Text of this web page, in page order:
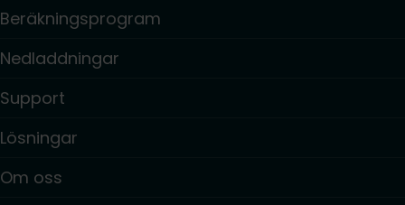
Beräkningsprogram
Nedladdningar
Support
Lösningar
Om oss